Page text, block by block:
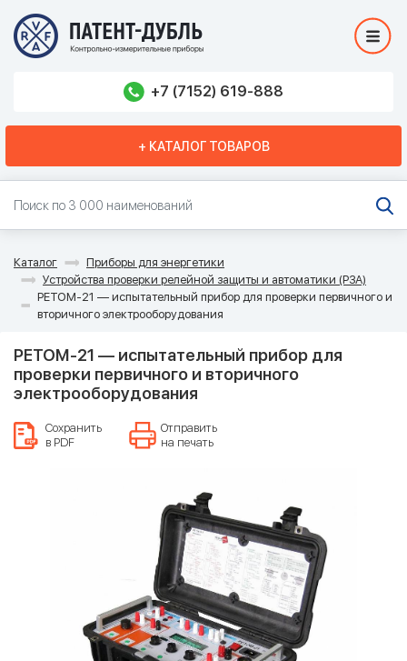
+7 (7152) 619-888
+ КАТАЛОГ ТОВАРОВ
Каталог
Приборы для энергетики
Устройства проверки релейной защиты и автоматики (РЗА)
РЕТОМ-21 — испытательный прибор для проверки первичного и
вторичного электрооборудования
РЕТОМ-21 — испытательный прибор для
проверки первичного и вторичного
электрооборудования
Сохранить
в PDF
Отправить
на печать